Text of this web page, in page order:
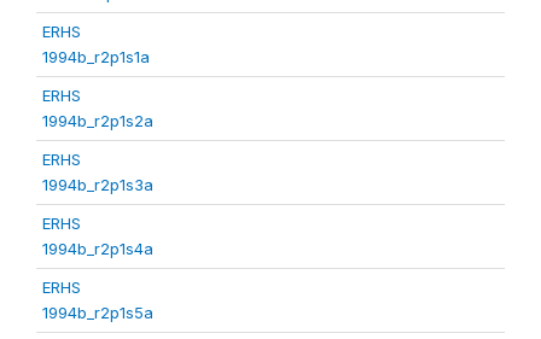
ERHS
1994b_r2p1s1a
ERHS
1994b_r2p1s2a
ERHS
1994b_r2p1s3a
ERHS
1994b_r2p1s4a
ERHS
1994b_r2p1s5a